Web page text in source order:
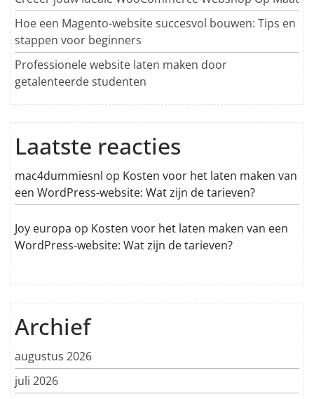
Hoe een Magento-website succesvol bouwen: Tips en
stappen voor beginners
Professionele website laten maken door
getalenteerde studenten
Laatste reacties
mac4dummiesnl op Kosten voor het laten maken van
een WordPress-website: Wat zijn de tarieven?
Joy europa op Kosten voor het laten maken van een
WordPress-website: Wat zijn de tarieven?
Archief
augustus 2026
juli 2026